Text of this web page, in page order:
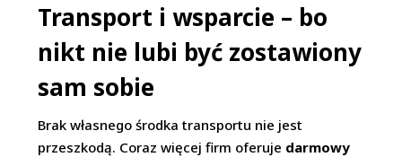
Transport i wsparcie – bo
nikt nie lubi być zostawiony
sam sobie
Brak własnego środka transportu nie jest
przeszkodą. Coraz więcej firm oferuje darmowy